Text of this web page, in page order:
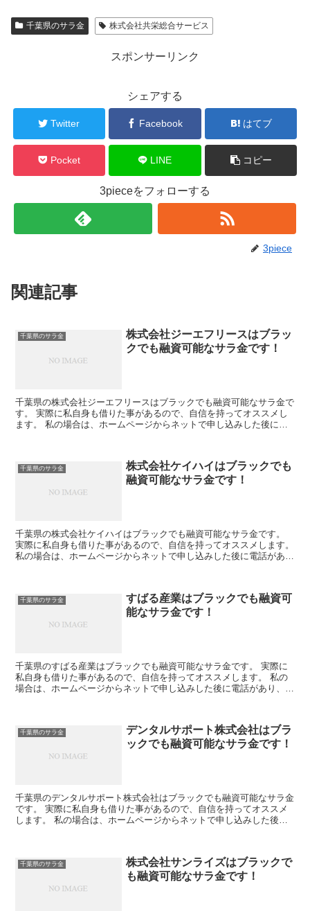
千葉県のサラ金 株式会社共栄総合サービス
スポンサーリンク
シェアする
Twitter Facebook はてブ
Pocket LINE コピー
3pieceをフォローする
3piece
関連記事
千葉県のサラ金
株式会社ジーエフリースはブラッ
クでも融資可能なサラ金です！
千葉県の株式会社ジーエフリースはブラックでも融資可能なサラ金で
す。 実際に私自身も借りた事があるので、自信を持ってオススメし
ます。 私の場合は、ホームページからネットで申し込みした後に電
千葉県のサラ金
株式会社ケイハイはブラックでも
融資可能なサラ金です！
千葉県の株式会社ケイハイはブラックでも融資可能なサラ金です。
実際に私自身も借りた事があるので、自信を持ってオススメします。
私の場合は、ホームページからネットで申し込みした後に電話があ
千葉県のサラ金
すばる産業はブラックでも融資可
能なサラ金です！
千葉県のすばる産業はブラックでも融資可能なサラ金です。 実際に
私自身も借りた事があるので、自信を持ってオススメします。 私の
場合は、ホームページからネットで申し込みした後に電話があり、詳
千葉県のサラ金
デンタルサポート株式会社はブラ
ックでも融資可能なサラ金です！
千葉県のデンタルサポート株式会社はブラックでも融資可能なサラ金
です。 実際に私自身も借りた事があるので、自信を持ってオススメ
します。 私の場合は、ホームページからネットで申し込みした後に
千葉県のサラ金
株式会社サンライズはブラックで
も融資可能なサラ金です！